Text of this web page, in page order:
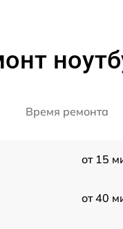
Время ремонта
от 15
от 40